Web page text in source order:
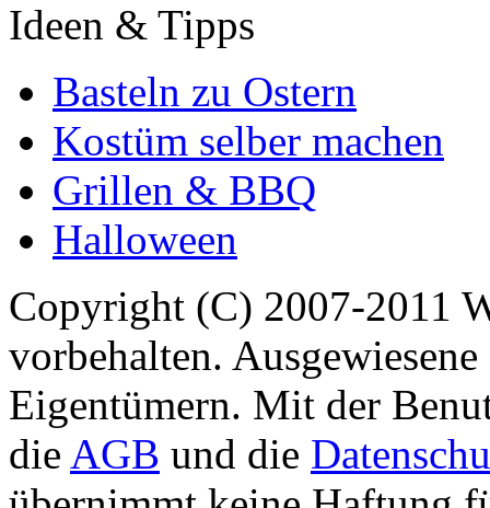
Ideen & Tipps
Basteln zu Ostern
Kostüm selber machen
Grillen & BBQ
Halloween
Copyright (C) 2007-2011
vorbehalten.
Eigentümern. Mit der
die AGB und die